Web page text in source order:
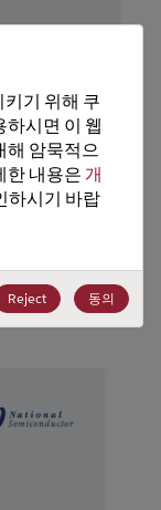
기 위해 쿠
하시면 이 웹
해 암묵적으
한 내용은 개
하시기 바랍
Reject 동의